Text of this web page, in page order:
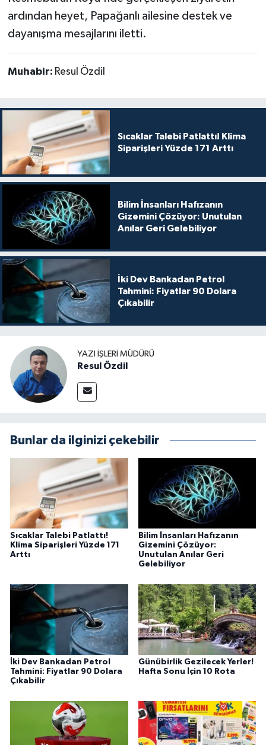
ardından heyet, Papağanlı ailesine destek ve
dayanışma mesajlarını iletti.
Muhabir: Resul Özdil
Sıcaklar Talebi Patlattı! Klima
Siparişleri Yüzde 171 Arttı
Bilim İnsanları Hafızanın
Gizemini Çözüyor: Unutulan
Anılar Geri Gelebiliyor
İki Dev Bankadan Petrol
Tahmini: Fiyatlar 90 Dolara
Çıkabilir
YAZI İŞLERI MÜDÜRÜ
Resul Özdil
Bunlar da ilginizi çekebilir
Sıcaklar Talebi Patlattı!
Klima Siparişleri Yüzde 171
Arttı
Bilim İnsanları Hafızanın
Gizemini Çözüyor:
Unutulan Anılar Geri
Gelebiliyor
İki Dev Bankadan Petrol
Tahmini: Fiyatlar 90 Dolara
Çıkabilir
Günübirlik Gezilecek Yerler!
Hafta Sonu İçin 10 Rota